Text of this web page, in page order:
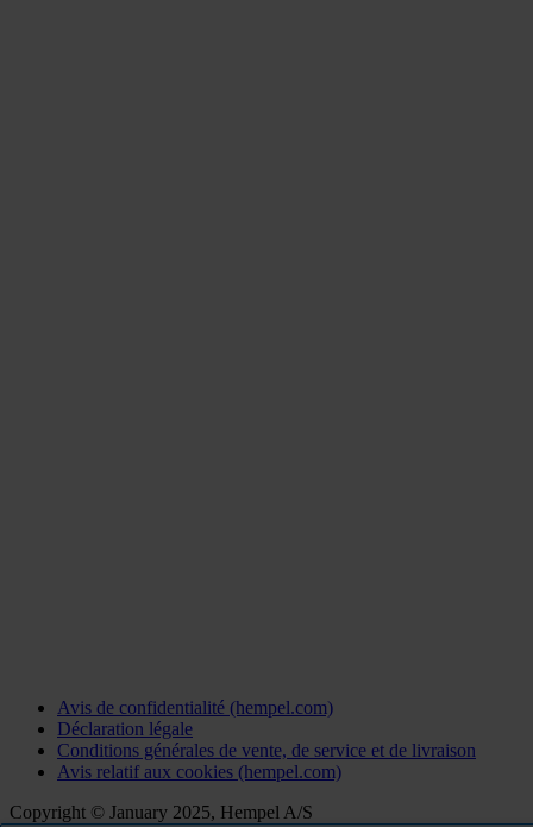
Avis de confidentialité (hempel.com)
Déclaration légale
Conditions générales de vente, de service et de livraison
Avis relatif aux cookies (hempel.com)
Copyright © January 2025, Hempel A/S